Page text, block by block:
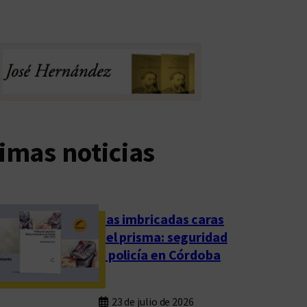
noticias
Las imbricadas caras
del prisma: seguridad
y policía en Córdoba
23 de julio de 2026